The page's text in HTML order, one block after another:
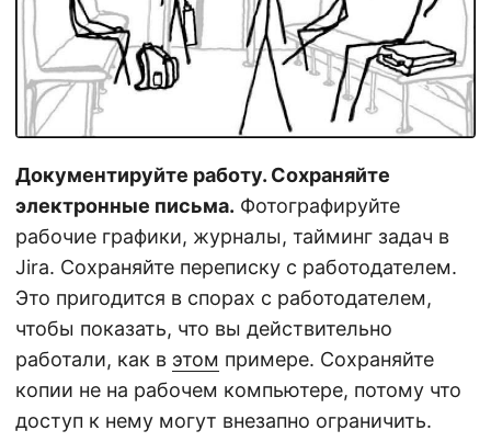
Документируйте работу. Сохраняйте
электронные письма. Фотографируйте
рабочие графики, журналы, тайминг задач в
Jira. Сохраняйте переписку с работодателем.
Это пригодится в спорах с работодателем,
чтобы показать, что вы действительно
работали, как в этом примере. Сохраняйте
копии не на рабочем компьютере, потому что
доступ к нему могут внезапно ограничить.